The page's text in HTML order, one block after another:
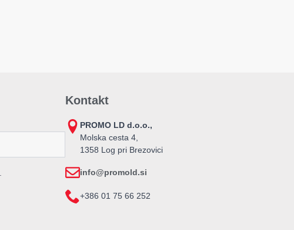
Kontakt
PROMO LD d.o.o.,
Molska cesta 4,
1358 Log pri Brezovici
info@promold.si
+386 01 75 66 252